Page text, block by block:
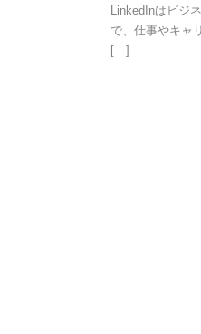
LinkedInはビジ
で、仕事やキャ
[…]